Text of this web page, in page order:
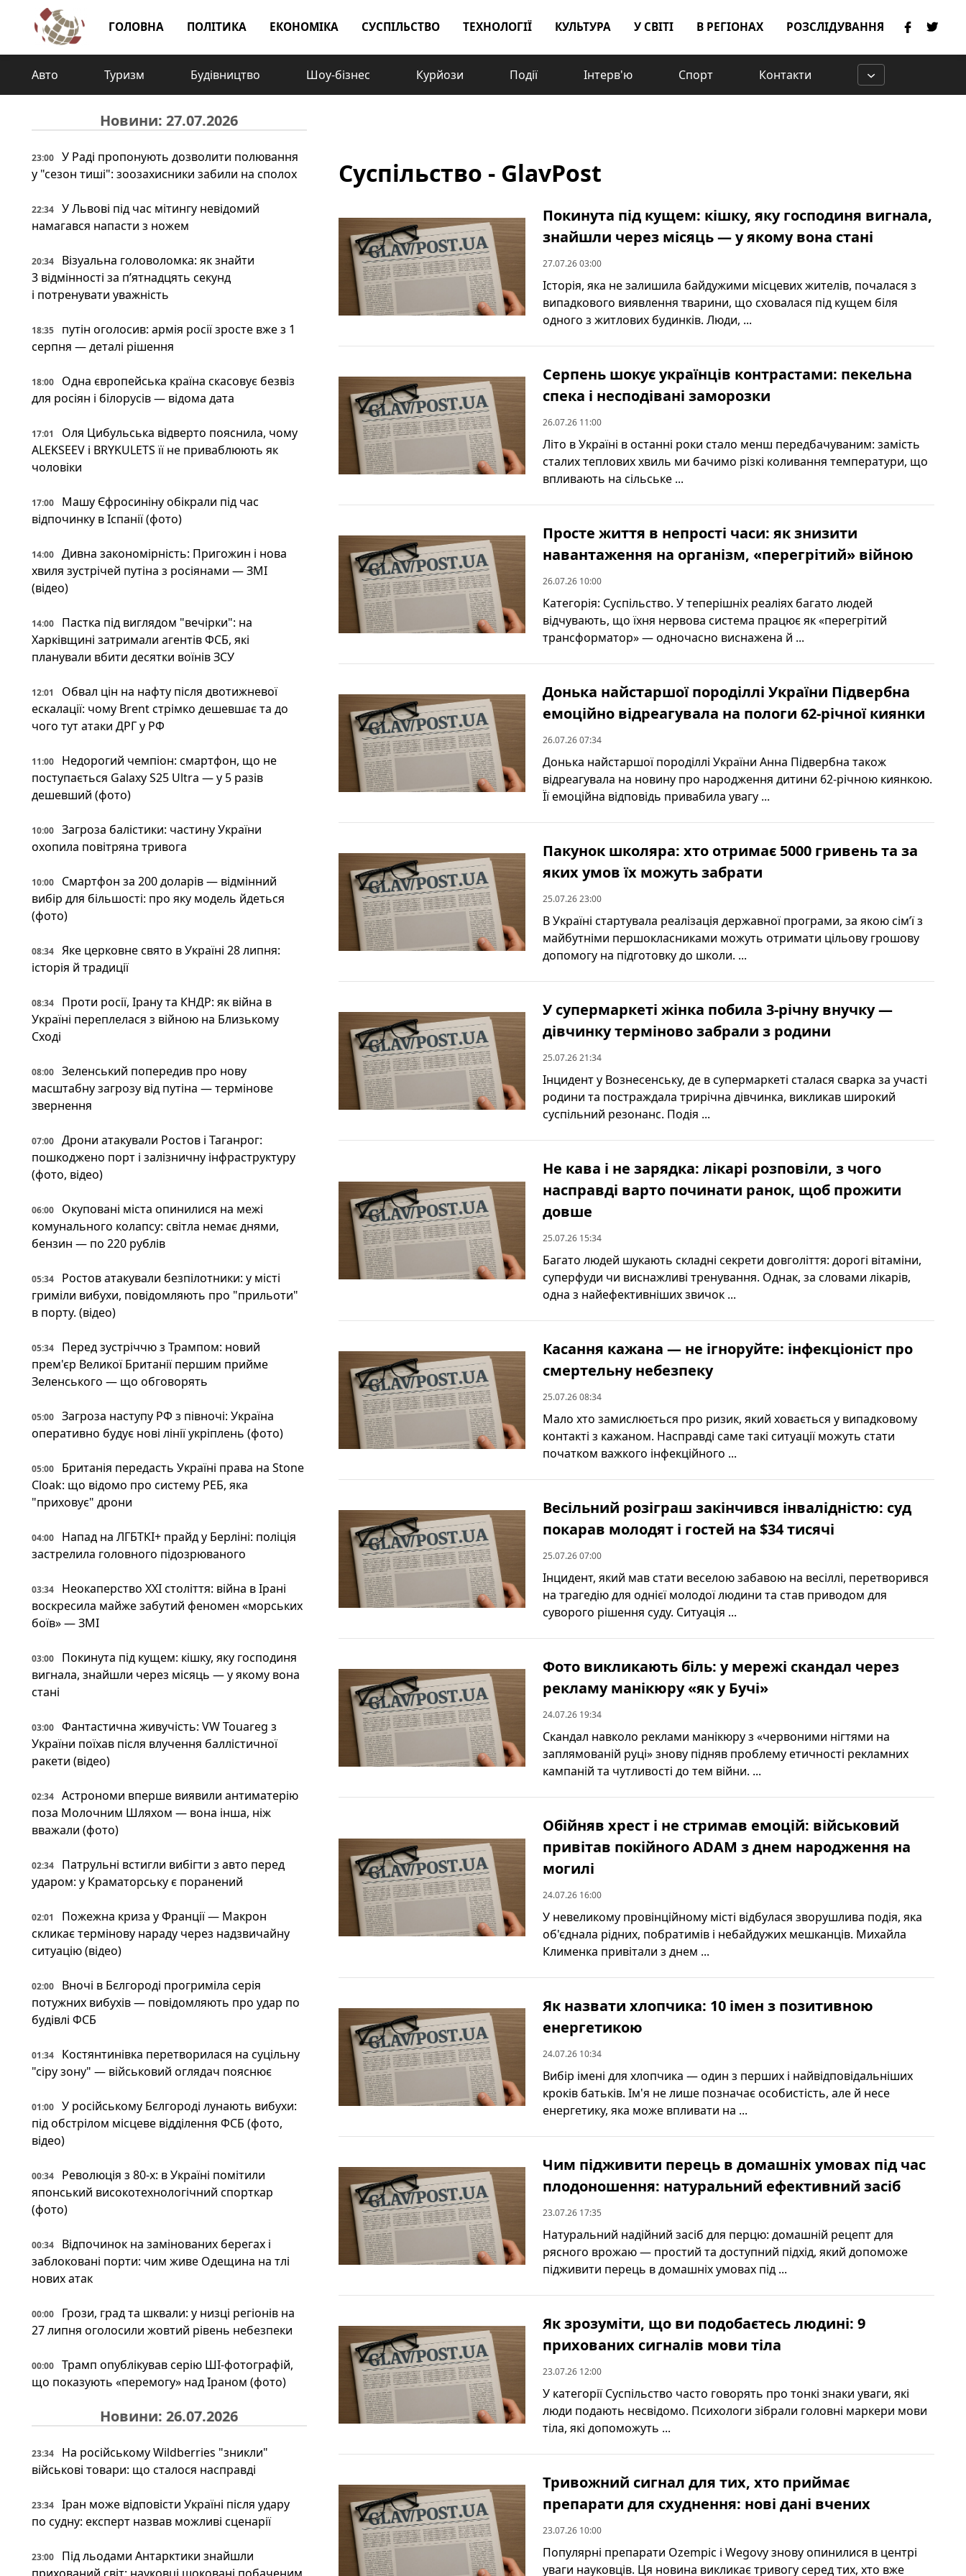
ГОЛОВНА ПОЛІТИКА ЕКОНОМІКА СУСПІЛЬСТВО ТЕХНОЛОГІЇ КУЛЬТУРА У СВІТІ В РЕГІОНАХ РОЗСЛІДУВАННЯ
Авто Туризм Будівництво Шоу-бізнес Курйози Події Інтерв'ю Спорт Контакти
Новини: 27.07.2026
23:00
У Раді пропонують дозволити полювання
у "сезон тиші": зоозахисники забили на сполох
22:34
У Львові під час мітингу невідомий
намагався напасти з ножем
20:34
Візуальна головоломка: як знайти
3 відмінності за п’ятнадцять секунд
і потренувати уважність
18:35
путін оголосив: армія росії зросте вже з 1
серпня — деталі рішення
18:00
Одна європейська країна скасовує безвіз
для росіян і білорусів — відома дата
17:01
Оля Цибульська відверто пояснила, чому
ALEKSEEV і BRYKULETS її не приваблюють як
чоловіки
17:00
Машу Єфросиніну обікрали під час
відпочинку в Іспанії (фото)
14:00
Дивна закономірність: Пригожин і нова
хвиля зустрічей путіна з росіянами — ЗМІ
(відео)
14:00
Пастка під виглядом "вечірки": на
Харківщині затримали агентів ФСБ, які
планували вбити десятки воїнів ЗСУ
12:01
Обвал цін на нафту після двотижневої
ескалації: чому Brent стрімко дешевшає та до
чого тут атаки ДРГ у РФ
11:00
Недорогий чемпіон: смартфон, що не
поступається Galaxy S25 Ultra — у 5 разів
дешевший (фото)
10:00
Загроза балістики: частину України
охопила повітряна тривога
10:00
Смартфон за 200 доларів — відмінний
вибір для більшості: про яку модель йдеться
(фото)
08:34
Яке церковне свято в Україні 28 липня:
історія й традиції
08:34
Проти росії, Ірану та КНДР: як війна в
Україні переплелася з війною на Близькому
Сході
08:00
Зеленський попередив про нову
масштабну загрозу від путіна — термінове
звернення
07:00
Дрони атакували Ростов і Таганрог:
пошкоджено порт і залізничну інфраструктуру
(фото, відео)
06:00
Окуповані міста опинилися на межі
комунального колапсу: світла немає днями,
бензин — по 220 рублів
05:34
Ростов атакували безпілотники: у місті
гриміли вибухи, повідомляють про "прильоти"
в порту. (відео)
05:34
Перед зустріччю з Трампом: новий
прем'єр Великої Британії першим прийме
Зеленського — що обговорять
05:00
Загроза наступу РФ з півночі: Україна
оперативно будує нові лінії укріплень (фото)
05:00
Британія передасть Україні права на Stone
Cloak: що відомо про систему РЕБ, яка
"приховує" дрони
04:00
Напад на ЛГБТКІ+ прайд у Берліні: поліція
застрелила головного підозрюваного
03:34
Неокаперство XXI століття: війна в Ірані
воскресила майже забутий феномен «морських
боїв» — ЗМІ
03:00
Покинута під кущем: кішку, яку господиня
вигнала, знайшли через місяць — у якому вона
стані
03:00
Фантастична живучість: VW Touareg з
України поїхав після влучення баллістичної
ракети (відео)
02:34
Астрономи вперше виявили антиматерію
поза Молочним Шляхом — вона інша, ніж
вважали (фото)
02:34
Патрульні встигли вибігти з авто перед
ударом: у Краматорську є поранений
02:01
Пожежна криза у Франції — Макрон
скликає термінову нараду через надзвичайну
ситуацію (відео)
02:00
Вночі в Бєлгороді прогриміла серія
потужних вибухів — повідомляють про удар по
будівлі ФСБ
01:34
Костянтинівка перетворилася на суцільну
"сіру зону" — військовий оглядач пояснює
01:00
У російському Бєлгороді лунають вибухи:
під обстрілом місцеве відділення ФСБ (фото,
відео)
00:34
Революція з 80-х: в Україні помітили
японський високотехнологічний спорткар
(фото)
00:34
Відпочинок на замінованих берегах і
заблоковані порти: чим живе Одещина на тлі
нових атак
00:00
Грози, град та шквали: у низці регіонів на
27 липня оголосили жовтий рівень небезпеки
00:00
Трамп опублікував серію ШІ-фотографій,
що показують «перемогу» над Іраном (фото)
Новини: 26.07.2026
23:34
На російському Wildberries "зникли"
військові товари: що сталося насправді
23:34
Іран може відповісти Україні після удару
по судну: експерт назвав можливі сценарії
23:00
Під льодами Антарктики знайшли
Суспільство - GlavPost
Покинута під кущем: кішку, яку господиня вигнала,
знайшли через місяць — у якому вона стані
27.07.26 03:00
Історія, яка не залишила байдужими місцевих жителів, почалася з
випадкового виявлення тварини, що сховалася під кущем біля
одного з житлових будинків. Люди, ...
Серпень шокує українців контрастами: пекельна
спека і несподівані заморозки
26.07.26 11:00
Літо в Україні в останні роки стало менш передбачуваним: замість
сталих теплових хвиль ми бачимо різкі коливання температури, що
впливають на сільське ...
Просте життя в непрості часи: як знизити
навантаження на організм, «перегрітий» війною
26.07.26 10:00
Категорія: Суспільство. У теперішніх реаліях багато людей
відчувають, що їхня нервова система працює як «перегрітий
трансформатор» — одночасно виснажена й ...
Донька найстаршої породіллі України Підвербна
емоційно відреагувала на пологи 62-річної киянки
26.07.26 07:34
Донька найстаршої породіллі України Анна Підвербна також
відреагувала на новину про народження дитини 62-річною киянкою.
Її емоційна відповідь привабила увагу ...
Пакунок школяра: хто отримає 5000 гривень та за
яких умов їх можуть забрати
25.07.26 23:00
В Україні стартувала реалізація державної програми, за якою сім’ї з
майбутніми першокласниками можуть отримати цільову грошову
допомогу на підготовку до школи. ...
У супермаркеті жінка побила 3-річну внучку —
дівчинку терміново забрали з родини
25.07.26 21:34
Інцидент у Вознесенську, де в супермаркеті сталася сварка за участі
родини та постраждала трирічна дівчинка, викликав широкий
суспільний резонанс. Подія ...
Не кава і не зарядка: лікарі розповіли, з чого
насправді варто починати ранок, щоб прожити
довше
25.07.26 15:34
Багато людей шукають складні секрети довголіття: дорогі вітаміни,
суперфуди чи виснажливі тренування. Однак, за словами лікарів,
одна з найефективніших звичок ...
Касання кажана — не ігноруйте: інфекціоніст про
смертельну небезпеку
25.07.26 08:34
Мало хто замислюється про ризик, який ховається у випадковому
контакті з кажаном. Насправді саме такі ситуації можуть стати
початком важкого інфекційного ...
Весільний розіграш закінчився інвалідністю: суд
покарав молодят і гостей на $34 тисячі
25.07.26 07:00
Інцидент, який мав стати веселою забавою на весіллі, перетворився
на трагедію для однієї молодої людини та став приводом для
суворого рішення суду. Ситуація ...
Фото викликають біль: у мережі скандал через
рекламу манікюру «як у Бучі»
24.07.26 19:34
Скандал навколо реклами манікюру з «червоними нігтями на
заплямованій руці» знову підняв проблему етичності рекламних
кампаній та чутливості до тем війни. ...
Обійняв хрест і не стримав емоцій: військовий
привітав покійного ADAM з днем народження на
могилі
24.07.26 16:00
У невеликому провінційному місті відбулася зворушлива подія, яка
об'єднала рідних, побратимів і небайдужих мешканців. Михайла
Клименка привітали з днем ...
Як назвати хлопчика: 10 імен з позитивною
енергетикою
24.07.26 10:34
Вибір імені для хлопчика — один з перших і найвідповідальніших
кроків батьків. Ім'я не лише позначає особистість, але й несе
енергетику, яка може впливати на ...
Чим підживити перець в домашніх умовах під час
плодоношення: натуральний ефективний засіб
23.07.26 17:35
Натуральний надійний засіб для перцю: домашній рецепт для
рясного врожаю — простий та доступний підхід, який допоможе
підживити перець в домашніх умовах під ...
Як зрозуміти, що ви подобаєтесь людині: 9
прихованих сигналів мови тіла
23.07.26 12:00
У категорії Суспільство часто говорять про тонкі знаки уваги, які
люди подають несвідомо. Психологи зібрали головні маркери мови
тіла, які допоможуть ...
Тривожний сигнал для тих, хто приймає
препарати для схуднення: нові дані вчених
23.07.26 10:00
Популярні препарати Ozempic і Wegovy знову опинилися в центрі
уваги науковців. Ця новина викликає тривогу серед тих, хто вже